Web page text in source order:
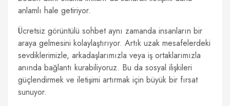
anlamlı hale getiriyor.
Ücretsiz görüntülü sohbet aynı zamanda insanların bir
araya gelmesini kolaylaştırıyor. Artık uzak mesafelerdeki
sevdiklerimizle, arkadaşlarımızla veya iş ortaklarımızla
anında bağlantı kurabiliyoruz. Bu da sosyal ilişkileri
güçlendirmek ve iletişimi artırmak için büyük bir fırsat
sunuyor.